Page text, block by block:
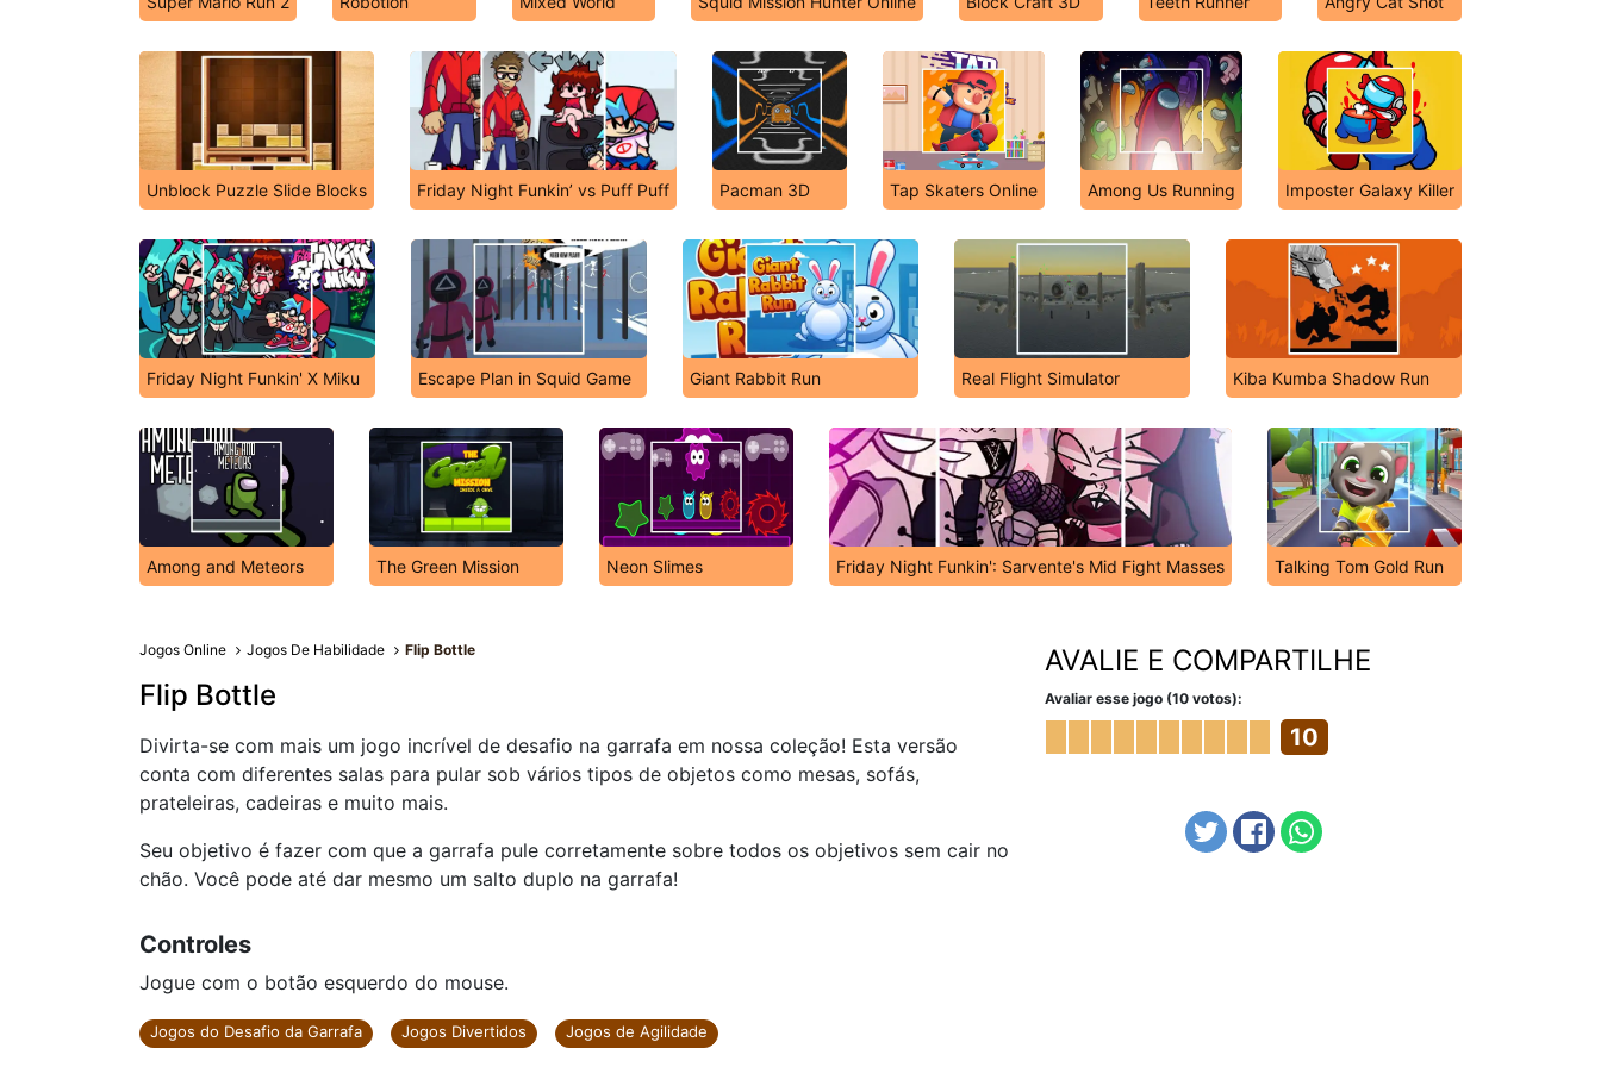
Unblock Puzzle Slide Blocks Friday Night Funkin’ vs Puff Puff Pacman 3D Tap Skaters Online Among Us Running Imposter Galaxy Killer
Friday Night Funkin' X Miku Escape Plan in Squid Game Giant Rabbit Run Real Flight Simulator Kiba Kumba Shadow Run
Among and Meteors The Green Mission Neon Slimes Friday Night Funkin': Sarvente's Mid Fight Masses Talking Tom Gold Run
Jogos Online Jogos De Habilidade Flip Bottle
Flip Bottle
Divirta-se com mais um jogo incrível de desafio na garrafa em nossa coleção! Esta versão
conta com diferentes salas para pular sob vários tipos de objetos como mesas, sofás,
prateleiras, cadeiras e muito mais.
Seu objetivo é fazer com que a garrafa pule corretamente sobre todos os objetivos sem cair no
chão. Você pode até dar mesmo um salto duplo na garrafa!
Controles
Jogue com o botão esquerdo do mouse.
Jogos do Desafio da Garrafa Jogos Divertidos Jogos de Agilidade
AVALIE E COMPARTILHE
Avaliar esse jogo (10 votos):
10